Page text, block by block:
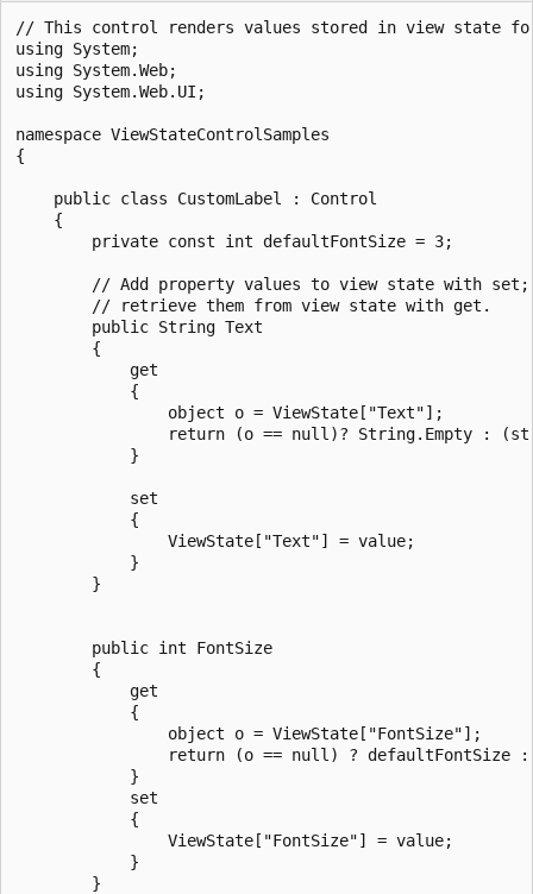
// This control renders values stored in view state
using System;
using System.Web;
using System.Web.UI;
namespace ViewStateControlSamples
{
    public class CustomLabel : Control
    {
        private const int defaultFontSize = 3;
        // Add property values to view state with set;
        // retrieve them from view state with get.
        public String Text
        {
            get
            {
                object o = ViewState["Text"];
return (o == null)? String.Empty :
            }
            set
            {
                ViewState["Text"] = value;
            }
        }
        public int FontSize
        {
            get
            {
                object o = ViewState["FontSize"];
return (o == null) ? defaultFontSize
            }
            set
            {
                ViewState["FontSize"] = value;
            }
        }